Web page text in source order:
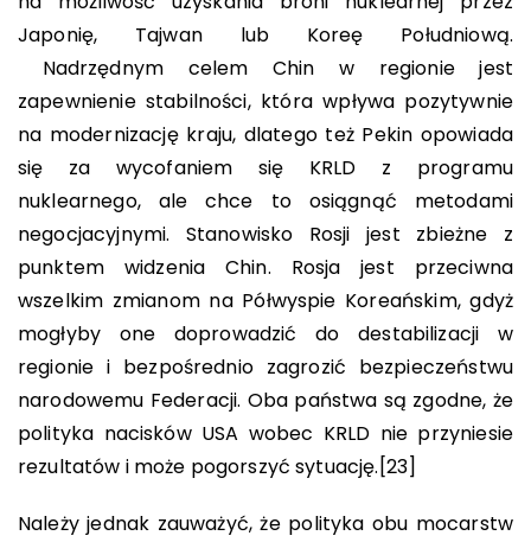
Japonię, Tajwan lub Koreę Południową.
Nadrzędnym celem Chin w regionie jest
zapewnienie stabilności, która wpływa pozytywnie
na modernizację kraju, dlatego też Pekin opowiada
się za wycofaniem się KRLD z programu
nuklearnego, ale chce to osiągnąć metodami
negocjacyjnymi. Stanowisko Rosji jest zbieżne z
punktem widzenia Chin. Rosja jest przeciwna
wszelkim zmianom na Półwyspie Koreańskim, gdyż
mogłyby one doprowadzić do destabilizacji w
regionie i bezpośrednio zagrozić bezpieczeństwu
narodowemu Federacji. Oba państwa są zgodne, że
polityka nacisków USA wobec KRLD nie przyniesie
rezultatów i może pogorszyć sytuację. [23]
Należy jednak zauważyć, że polityka obu mocarstw